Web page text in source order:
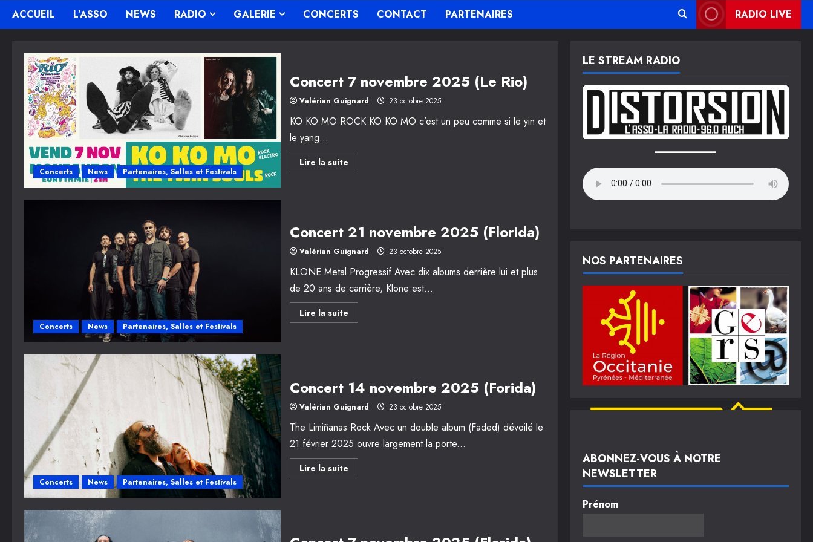
ACCUEIL L’ASSO NEWS RADIO GALERIE CONCERTS CONTACT PARTENAIRES RADIO LIVE
Concerts News Partenaires, Salles et Festivals
Concert 7 novembre 2025 (Le Rio)
Valérian Guignard 23 octobre 2025
KO KO MO ROCK KO KO MO c’est un peu comme si le yin et
le yang...
Lire la suiteEn
savoir
(Le
Rio)
Concerts News Partenaires, Salles et Festivals
Concert 21 novembre 2025 (Florida)
Valérian Guignard 23 octobre 2025
KLONE Metal Progressif Avec dix albums derrière lui et plus
de 20 ans de carrière, Klone est...
Lire la suiteEn
savoir
(Florida)
Concerts News Partenaires, Salles et Festivals
Concert 14 novembre 2025 (Forida)
Valérian Guignard 23 octobre 2025
The Limiñanas Rock Avec un double album (Faded) dévoilé le
21 février 2025 ouvre largement la porte...
Lire la suiteEn
savoir
(Forida)
LE STREAM RADIO
NOS PARTENAIRES
ABONNEZ-VOUS À NOTRE
NEWSLETTER
Prénom